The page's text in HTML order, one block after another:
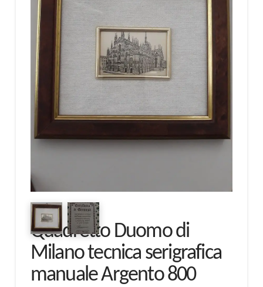
Quadretto Duomo di
Milano tecnica serigrafica
manuale Argento 800